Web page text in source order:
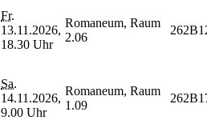
Fr.
13.11.2026,
18.30 Uhr
Romaneum, Raum
2.06
Sa.
14.11.2026,
9.00 Uhr
Romaneum, Raum
1.09